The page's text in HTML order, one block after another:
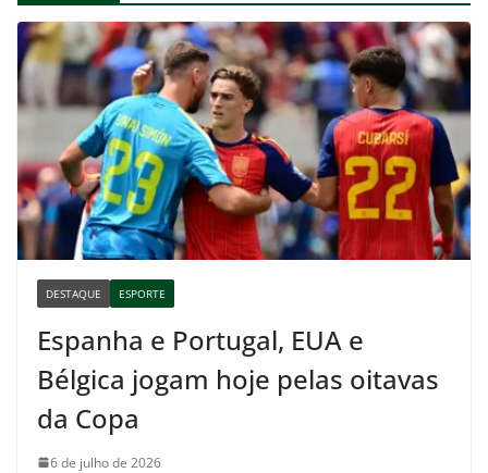
DESTAQUE ESPORTE
Espanha e Portugal, EUA e
Bélgica jogam hoje pelas oitavas
da Copa
6 de julho de 2026